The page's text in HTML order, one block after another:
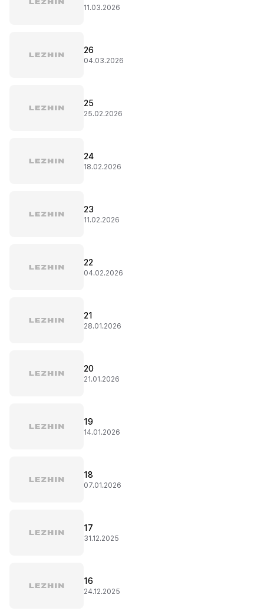
11.03.2026
26
04.03.2026
25
25.02.2026
24
18.02.2026
23
11.02.2026
22
04.02.2026
21
28.01.2026
20
21.01.2026
19
14.01.2026
18
07.01.2026
17
31.12.2025
16
24.12.2025